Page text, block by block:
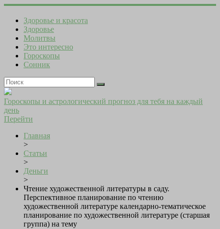
Здоровье и красота
Здоровье
Молитвы
Это интересно
Гороскопы
Сонник
Гороскопы и астрологический прогноз для тебя на каждый
день
Перейти
Главная
>
Статьи
>
Деньги
>
Чтение художественной литературы в саду.
Перспективное планирование по чтению
художественной литературе календарно-тематическое
планирование по художественной литературе (старшая
группа) на тему